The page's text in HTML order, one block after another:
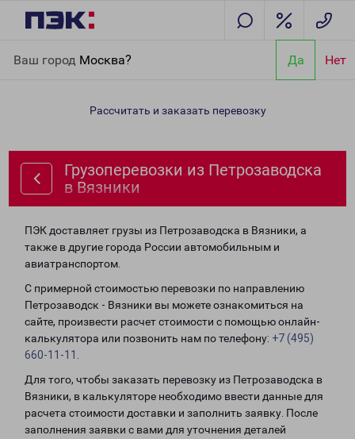
Ваш город Москва? Да Нет
Вязники
Рассчитать и заказать перевозку
Грузоперевозки из Петрозаводска
в Вязники
ПЭК доставляет грузы из Петрозаводска в Вязники, а
также в другие города России автомобильным и
авиатранспортом.
С примерной стоимостью перевозки по направлению
Петрозаводск - Вязники вы можете ознакомиться на
сайте, произвести расчет стоимости с помощью онлайн-
калькулятора или позвонить нам по телефону: +7 (495)
660-11-11
Для того, чтобы заказать перевозку из Петрозаводска в
Вязники, в калькуляторе необходимо ввести данные для
расчета стоимости доставки и заполнить заявку. После
заполнения заявки с вами для уточнения деталей